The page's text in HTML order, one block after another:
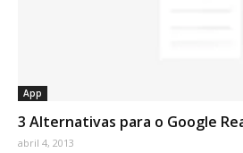
App
3 Alternativas para o Google
abril 4, 2013